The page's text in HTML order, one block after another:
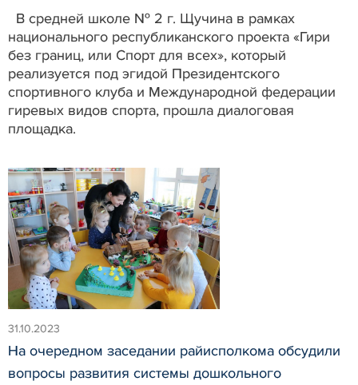
В средней школе № 2 г. Щучина в рамках
национального республиканского проекта «Гири
без границ, или Спорт для всех», который
реализуется под эгидой Президентского
спортивного клуба и Международной федерации
гиревых видов спорта, прошла диалоговая
площадка.
31.10.2023
На очередном заседании райисполкома обсудили
вопросы развития системы дошкольного